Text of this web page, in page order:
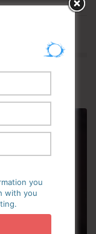
you
with you